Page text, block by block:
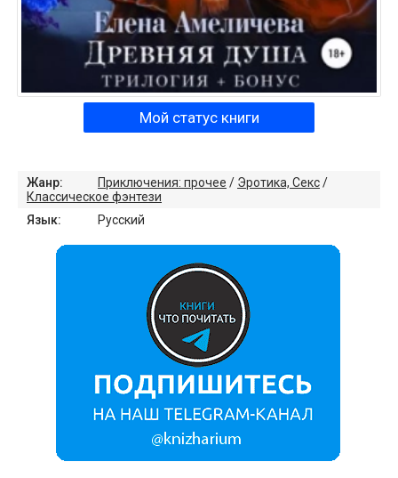
Мой статус книги
Жанр: Приключения: прочее / Эротика, Секс/
Классическое фэнтези
Язык:
Русский